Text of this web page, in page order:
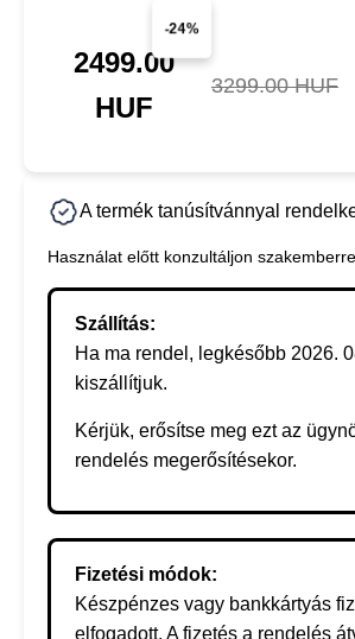
-24%
2499.00
HUF
3299.00 HUF
A termék tanúsítvánnyal
Használat előtt konzultáljon
Szállítás:
Ha ma rendel, legkésőbb 2026.
kiszállítjuk.
Kérjük, erősítse meg ezt az
rendelés megerősítésekor.
Fizetési módok:
Készpénzes vagy bankkártyás
elfogadott. A fizetés a rendelés